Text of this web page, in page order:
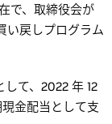
で、取締役会が
い戻しプログラム
して、2022 年 12
金配当として支